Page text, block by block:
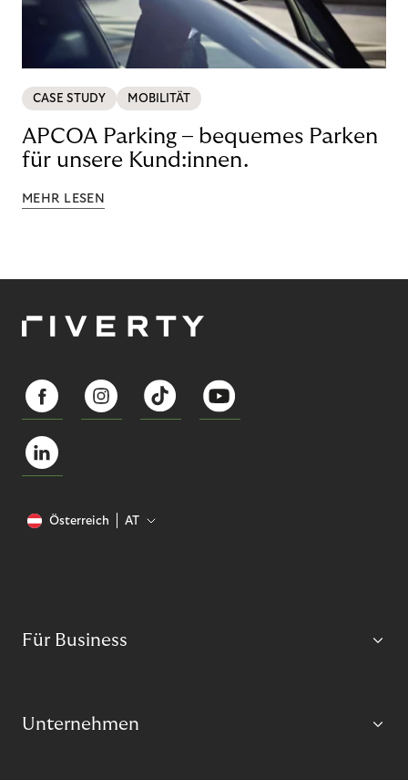
CASE STUDY MOBILITÄT
APCOA Parking – bequemes Parken
für unsere Kund:innen.
MEHR LESEN
Österreich AT
Für Business
Unternehmen